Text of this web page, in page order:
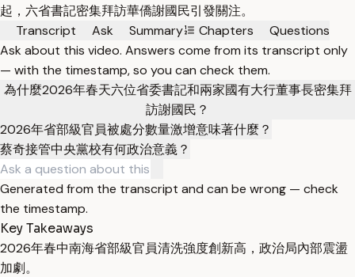
起，六省書記密集拜訪華僑謝國民引發關注。
Transcript
Ask Summary Chapters
Questions
Ask about this video. Answers come from its transcript only
— with the timestamp, so you can check them.
為什麼2026年春天六位省委書記和兩家國有大行董事長密集拜
訪謝國民？
2026年省部級官員被處分數量激增意味著什麼？
蔡奇接管中央黨校有何政治意義？
Generated from the transcript and can be wrong — check
the timestamp.
Key Takeaways
2026年春中南海省部級官員清洗強度創新高，政治局內部震盪
加劇。